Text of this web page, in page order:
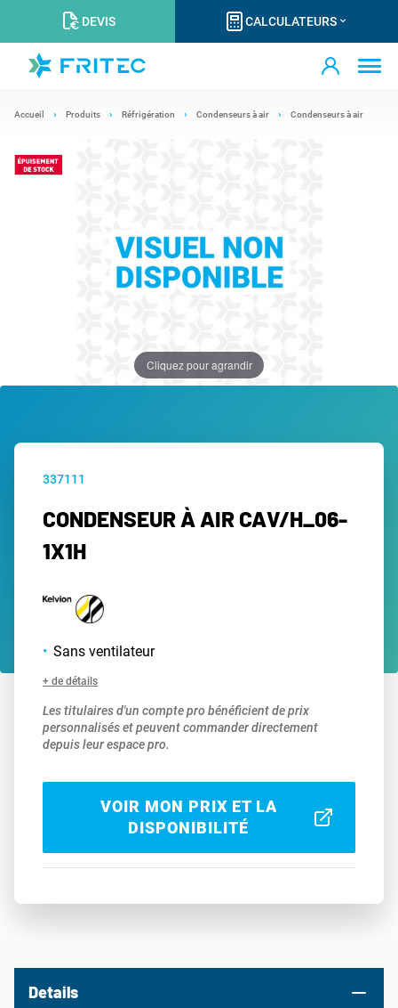
DEVIS CALCULATEURS
Accueil Produits Réfrigération Condenseurs à air Condenseurs à air
Cliquez pour agrandir
337111
CONDENSEUR À AIR CAV/H_06-
1X1H
Sans ventilateur
+ de détails
Les titulaires d'un compte pro bénéficient de prix
personnalisés et peuvent commander directement
depuis leur espace pro.
VOIR MON PRIX ET LA
DISPONIBILITÉ
Details